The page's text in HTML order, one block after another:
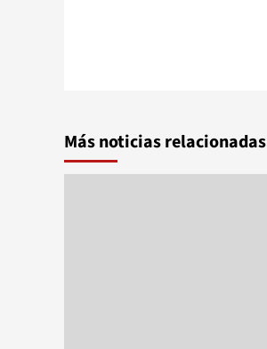
Más noticias relacionadas